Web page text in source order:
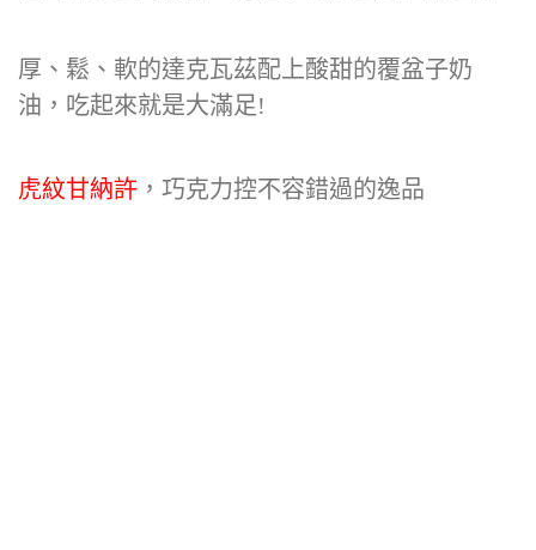
厚、鬆、軟的達克瓦茲配上酸甜的覆盆子奶
油，吃起來就是大滿足!
虎紋甘納許 ，巧克力控不容錯過的逸品